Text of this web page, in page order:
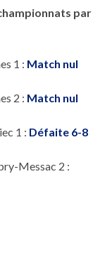
par
1 : Match nul
2 : Match nul
1 : Défaite 6-8
Messac 2 :